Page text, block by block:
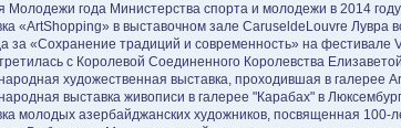
Молодежи года Министерства спорта и молодежи в 2014
«ArtShopping» в выставочном зале CaruseldeLouvre Лувра
за «Сохранение традиций и современность» на фестивале
с Королевой Соединенного Королевства
художественная выставка, проходившая в галерее
выставка живописи в галерее "Карабах" в
молодых азербайджанских художников, посвященная